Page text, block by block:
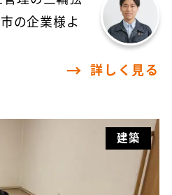
の企業様よ
詳しく見る
建築